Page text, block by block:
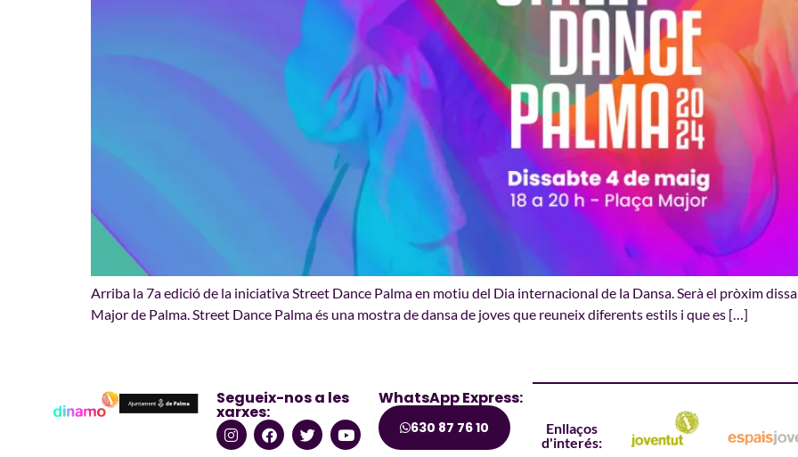
Arriba la 7a edició de la iniciativa Street Dance Palma en motiu del Dia internacional de la Dansa. Serà el pròxim
Major de Palma. Street Dance Palma és una mostra de dansa de joves que reuneix diferents estils i que es […]
Segueix-nos a les
xarxes:
WhatsApp Express:
630 87 76 10
Enllaços
d'interés: